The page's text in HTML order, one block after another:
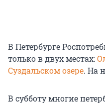
В Петербурге
только в двух местах:
Суздальском озере. На
В субботу многие